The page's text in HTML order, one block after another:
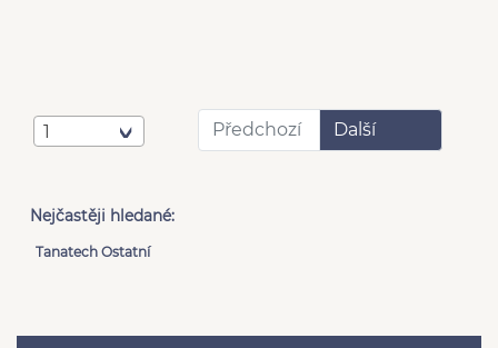
1 Předchozí Další
Nejčastěji hledané:
Tanatech Ostatní